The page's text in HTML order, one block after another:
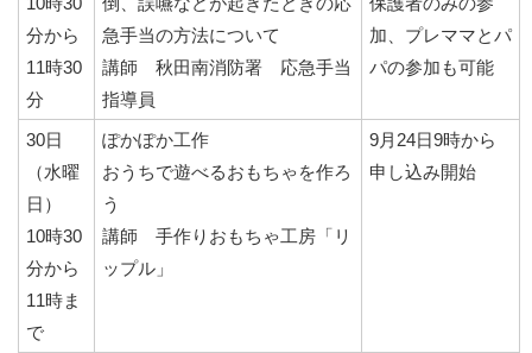
分から
11時30
分
急手当の方法について
講師 秋田南消防署 応急手当
指導員
加、プレママとパ
パの参加も可能
30日
（水曜
日）
10時30
分から
11時ま
で
ぽかぽか工作
おうちで遊べるおもちゃを作ろ
う
講師 手作りおもちゃ工房「リ
ップル」
9月24日9時から
申し込み開始